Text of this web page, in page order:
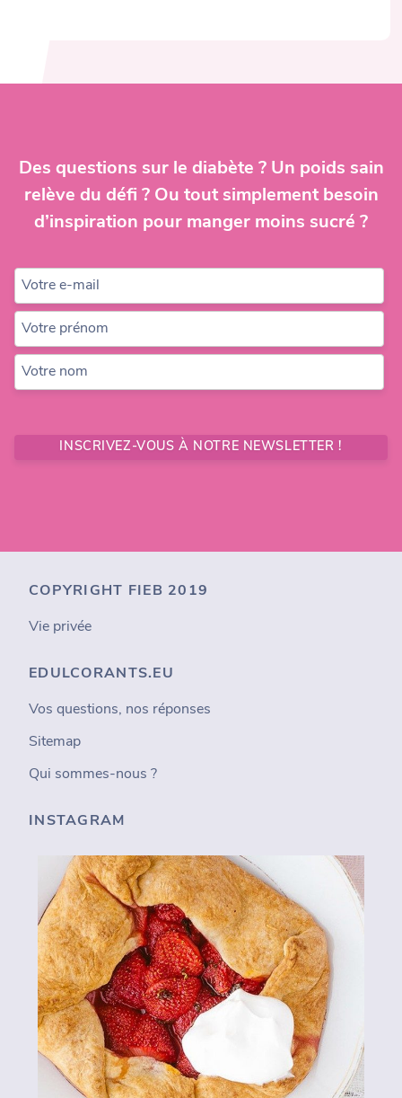
Des questions sur le diabète ? Un poids sain
relève du défi ? Ou tout simplement besoin
d’inspiration pour manger moins sucré ?
Votre e-mail
Votre prénom
Votre nom
INSCRIVEZ-VOUS À NOTRE NEWSLETTER !
COPYRIGHT FIEB 2019
Vie privée
EDULCORANTS.EU
Vos questions, nos réponses
Sitemap
Qui sommes-nous ?
INSTAGRAM